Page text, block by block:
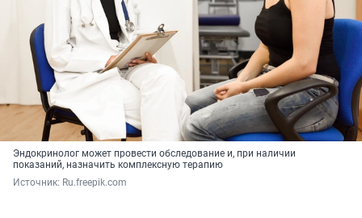
Эндокринолог может провести обследование и, при наличии
показаний, назначить комплексную терапию
Источник: Ru.freepik.com